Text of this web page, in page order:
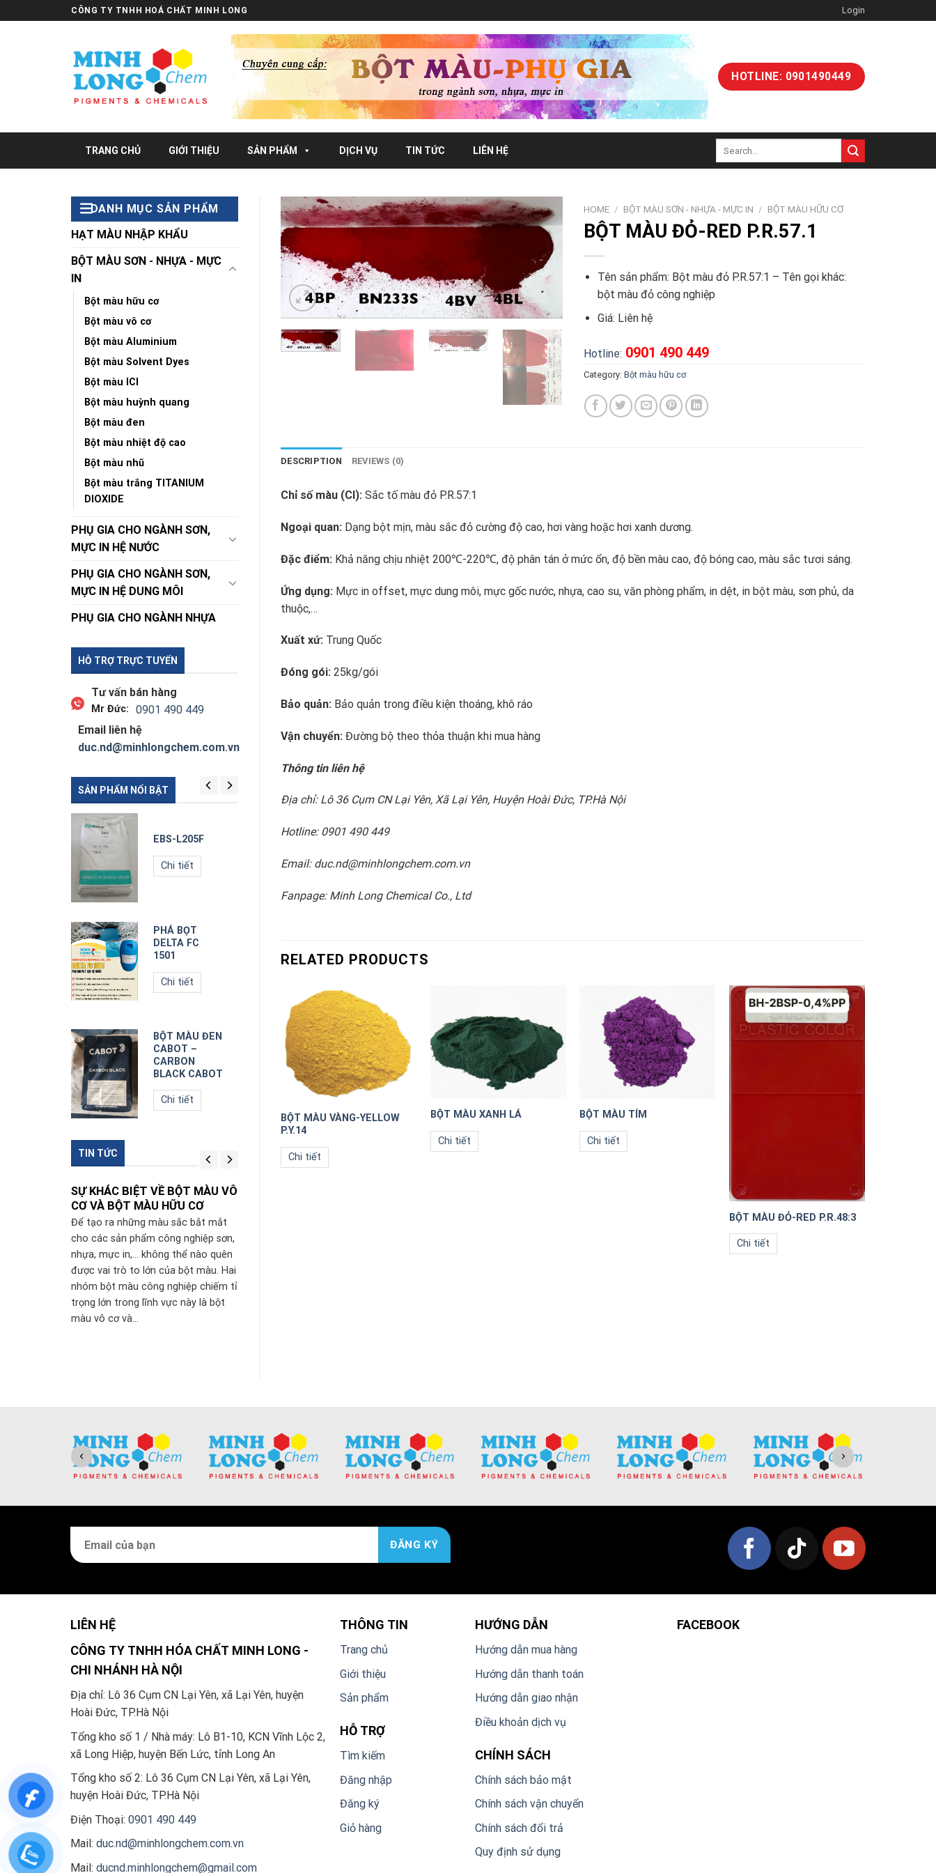
to
CÔNG TY TNHH HOÁ CHẤT MINH LONG Login
HOTLINE: 0901490449
TRANG CHỦ GIỚI THIỆU SẢN PHẨM DỊCH VỤ TIN TỨC LIÊN HỆ
DANH MỤC SẢN PHẨM
HẠT MÀU NHẬP KHẨU
BỘT MÀU SƠN - NHỰA - MỰC
IN
Bột màu hữu cơ
Bột màu vô cơ
Bột màu Aluminium
Bột màu Solvent Dyes
Bột màu ICI
Bột màu huỳnh quang
Bột màu đen
Bột màu nhiệt độ cao
Bột màu nhũ
Bột màu trắng TITANIUM
DIOXIDE
PHỤ GIA CHO NGÀNH SƠN,
MỰC IN HỆ NƯỚC
PHỤ GIA CHO NGÀNH SƠN,
MỰC IN HỆ DUNG MÔI
PHỤ GIA CHO NGÀNH NHỰA
HỖ TRỢ TRỰC TUYẾN
Tư vấn bán hàng
Mr Đức:
0901 490 449
Email liên hệ
duc.nd@minhlongchem.com.vn
SẢN PHẨM NỔI BẬT
EBS-L205F
Chi tiết
PHÁ BỌT
DELTA FC
1501
Chi tiết
BỘT MÀU ĐEN
CABOT –
CARBON
BLACK CABOT
Chi tiết
TIN TỨC
SỰ KHÁC BIỆT VỀ BỘT MÀU VÔ
CƠ VÀ BỘT MÀU HỮU CƠ
Để tạo ra những màu sắc bắt mắt
cho các sản phẩm công nghiệp sơn,
nhựa, mực in,… không thể nào quên
được vai trò to lớn của bột màu. Hai
nhóm bột màu công nghiệp chiếm tỉ
trọng lớn trong lĩnh vực này là bột
màu vô cơ và...
HOME / BỘT MÀU SƠN - NHỰA - MỰC IN / BỘT MÀU HỮU CƠ
BỘT MÀU ĐỎ-RED P.R.57.1
Tên sản phẩm: Bột màu đỏ P.R.57:1 – Tên gọi khác:
bột màu đỏ công nghiệp
Giá: Liên hệ
Hotline: 0901 490 449
Category: Bột màu hữu cơ
DESCRIPTION REVIEWS (0)
Chỉ số màu (CI): Sắc tố màu đỏ P.R.57:1
Ngoại quan: Dạng bột mịn, màu sắc đỏ cường độ cao, hơi vàng hoặc hơi xanh dương.
Đặc điểm: Khả năng chịu nhiệt 200℃-220℃, độ phân tán ở mức ổn, độ bền màu cao, độ bóng cao, màu sắc tươi sáng.
Ứng dụng: Mực in offset, mực dung môi, mực gốc nước, nhựa, cao su, văn phòng phẩm, in dệt, in bột màu, sơn phủ, da
thuộc,…
Xuất xứ: Trung Quốc
Đóng gói: 25kg/gói
Bảo quản: Bảo quản trong điều kiện thoáng, khô ráo
Vận chuyển: Đường bộ theo thỏa thuận khi mua hàng
Thông tin liên hệ
Địa chỉ: Lô 36 Cụm CN Lại Yên, Xã Lại Yên, Huyện Hoài Đức, TP.Hà Nội
Hotline: 0901 490 449
Email: duc.nd@minhlongchem.com.vn
Fanpage: Minh Long Chemical Co., Ltd
RELATED PRODUCTS
BỘT MÀU VÀNG-YELLOW
P.Y.14
Chi tiết
BỘT MÀU XANH LÁ
Chi tiết
BỘT MÀU TÍM
Chi tiết
BỘT MÀU ĐỎ-RED P.R.48:3
Chi tiết
MÀU XANH DƯƠNG BỘT MÀU CAM
LIÊN HỆ
CÔNG TY TNHH HÓA CHẤT MINH LONG -
CHI NHÁNH HÀ NỘI
Địa chỉ: Lô 36 Cụm CN Lại Yên, xã Lại Yên, huyện
Hoài Đức, TP.Hà Nội
Tổng kho số 1 / Nhà máy: Lô B1-10, KCN Vĩnh Lộc 2,
xã Long Hiệp, huyện Bến Lức, tỉnh Long An
Tổng kho số 2: Lô 36 Cụm CN Lại Yên, xã Lại Yên,
huyện Hoài Đức, TP.Hà Nội
Điện Thoại: 0901 490 449
Mail: duc.nd@minhlongchem.com.vn
Mail: ducnd.minhlongchem@gmail.com
THÔNG TIN
Trang chủ
Giới thiệu
Sản phẩm
HỖ TRỢ
Tìm kiếm
Đăng nhập
Đăng ký
Giỏ hàng
HƯỚNG DẪN
Hướng dẫn mua hàng
Hướng dẫn thanh toán
Hướng dẫn giao nhận
Điều khoản dịch vụ
CHÍNH SÁCH
Chính sách bảo mật
Chính sách vận chuyển
Chính sách đổi trả
Quy định sử dụng
FACEBOOK